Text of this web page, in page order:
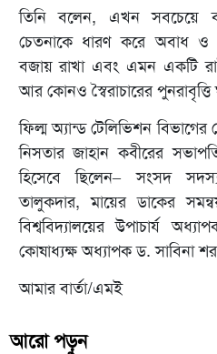
তিনি বলেন, এখন সবচেয়ে
চেতনাকে ধারণ করে অবাধ ও
বজায় রাখা এবং এমন একটি
আর কোনও স্বৈরাচারের পুনরাবৃত্তি
ফিল্ম অ্যান্ড টেলিভিশন
নিসতার জাহান কবীরের
হিসেবে ছিলেন– সংসদ
তালুকদার, মায়ের ডাকের
বিশ্ববিদ্যালয়ের উপাচার্য
কোষাধ্যক্ষ অধ্যাপক ড. সাবিনা
আমার বার্তা/এমই
আরো পড়ুন